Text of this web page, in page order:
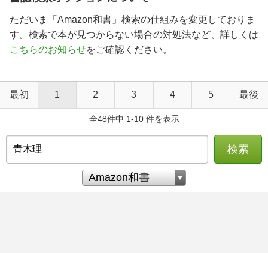
ただいま「Amazon和書」検索の仕組みを変更しておりま
す。検索で本が見つからない場合の対処法など、詳しくは
こちらのお知らせをご確認ください。
最初 1 2 3 4 5 最後
全48件中 1-10 件を表示
検索